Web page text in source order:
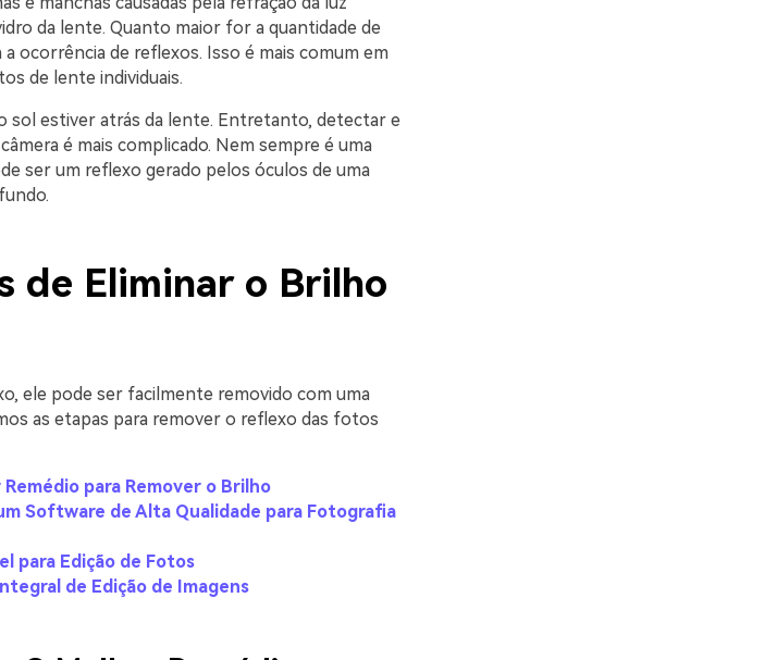
da lente. Quanto maior for a quantidade de
ocorrência de reflexos. Isso é mais comum em
de lente individuais.
sol estiver atrás da lente. Entretanto, detectar e
é mais complicado. Nem sempre é uma
ser um reflexo gerado pelos óculos de uma
de Eliminar o Brilho
ele pode ser facilmente removido com uma
as etapas para remover o reflexo das fotos
para Remover o Brilho
Software de Alta Qualidade para Fotografia
para Edição de Fotos
de Edição de Imagens